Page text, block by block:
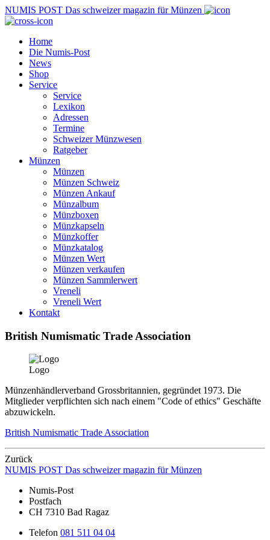
NUMIS POST Das schweizer magazin für Münzen
Home
Die Numis-Post
News
Shop
Service
Service
Lexikon
Adressen
Termine
Schweizer Münzwesen
Ratgeber
Münzen
Münzen
Münzen Schweiz
Münzen Ankauf
Münzalbum
Münzboxen
Münzkapseln
Münzkoffer
Münzkatalog
Münzen Wert
Münzen verkaufen
Münzen Sammlerwert
Vreneli
Vreneli Wert
Kontakt
British Numismatic Trade Association
Logo
Münzenhändlerverband Grossbritannien, gegründet 1973. Die
Mitglieder verpflichten sich nach einem "Code of ethics" Geschäfte
abzuwickeln.
British Numismatic Trade Association
Zurück
NUMIS POST Das schweizer magazin für Münzen
Numis-Post
Postfach
CH 7310 Bad Ragaz
Telefon 081 511 04 04